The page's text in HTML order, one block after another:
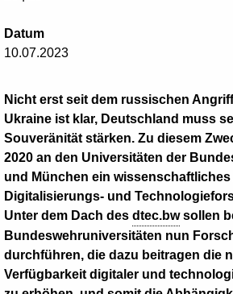
Datum
10.07.2023
Nicht erst seit dem russischen
Ukraine ist klar, Deutschland muss
Souveränität stärken. Zu diesem
2020 an den Universitäten der
und München ein
Digitalisierungs- und
Unter dem Dach des dtec.bwsollen
Bundeswehruniversitäten nun
durchführen, die dazu beitragen die
Verfügbarkeit digitaler und